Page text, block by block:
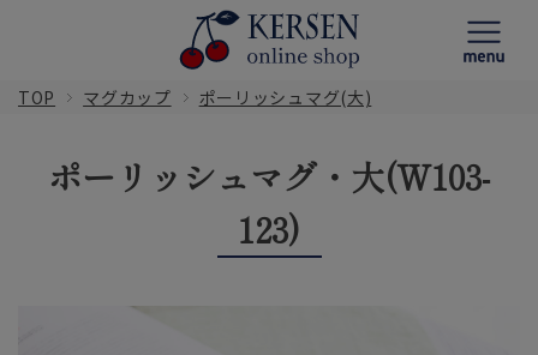
TOP マグカップ ポーリッシュマグ(大)
ポーリッシュマグ・大(W103-
123)